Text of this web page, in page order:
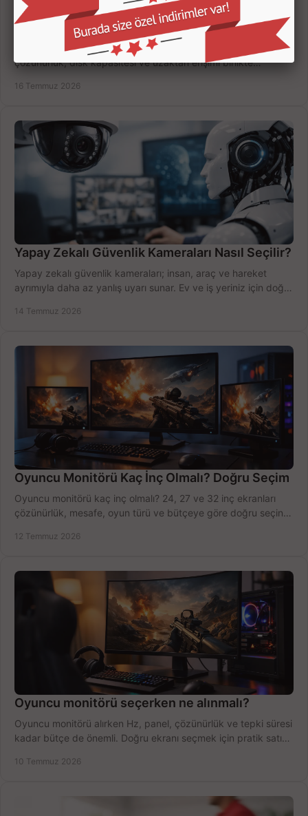
Kamera Kayıt Cihazı İncelemesi Nasıl Yapılır?
Kamera kayıt cihazı incelemesi yaparken kanal sayısı,
çözünürlük, disk kapasitesi ve uzaktan erişimi birlikte
16 Temmuz 2026
Yapay Zekalı Güvenlik Kameraları Nasıl Seçilir?
Yapay zekalı güvenlik kameraları; insan, araç ve hareket
ayrımıyla daha az yanlış uyarı sunar. Ev ve iş yeriniz için doğru
14 Temmuz 2026
Oyuncu Monitörü Kaç İnç Olmalı? Doğru Seçim
Oyuncu monitörü kaç inç olmalı? 24, 27 ve 32 inç ekranları
çözünürlük, mesafe, oyun türü ve bütçeye göre doğru seçin,
12 Temmuz 2026
Oyuncu monitörü seçerken ne alınmalı?
Oyuncu monitörü alırken Hz, panel, çözünürlük ve tepki süresi
kadar bütçe de önemli. Doğru ekranı seçmek için pratik satın
10 Temmuz 2026